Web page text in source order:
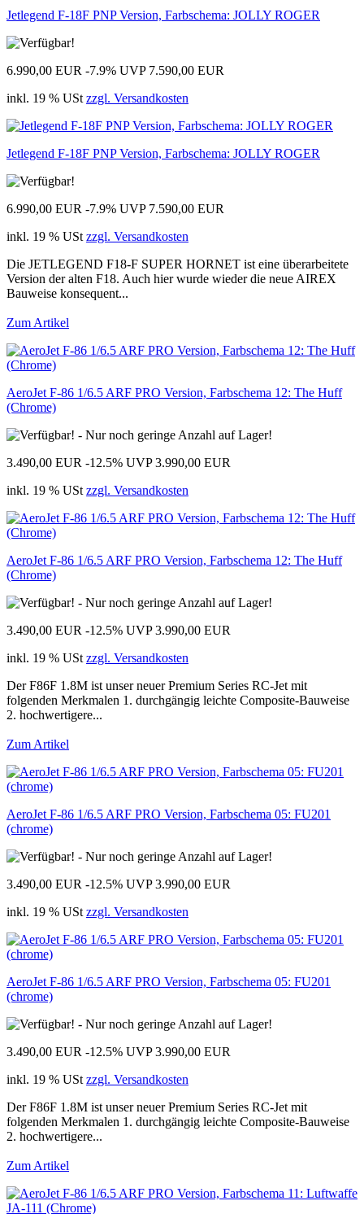
Jetlegend F-18F PNP Version, Farbschema: JOLLY ROGER
6.990,00 EUR -7.9% UVP 7.590,00 EUR
inkl. 19 % USt zzgl. Versandkosten
Jetlegend F-18F PNP Version, Farbschema: JOLLY ROGER
6.990,00 EUR -7.9% UVP 7.590,00 EUR
inkl. 19 % USt zzgl. Versandkosten
Die JETLEGEND F18-F SUPER HORNET ist eine überarbeitete
Version der alten F18. Auch hier wurde wieder die neue AIREX
Bauweise konsequent...
Zum Artikel
AeroJet F-86 1/6.5 ARF PRO Version, Farbschema 12: The Huff
(Chrome)
3.490,00 EUR -12.5% UVP 3.990,00 EUR
inkl. 19 % USt zzgl. Versandkosten
AeroJet F-86 1/6.5 ARF PRO Version, Farbschema 12: The Huff
(Chrome)
3.490,00 EUR -12.5% UVP 3.990,00 EUR
inkl. 19 % USt zzgl. Versandkosten
Der F86F 1.8M ist unser neuer Premium Series RC-Jet mit
folgenden Merkmalen 1. durchgängig leichte Composite-Bauweise
2. hochwertigere...
Zum Artikel
AeroJet F-86 1/6.5 ARF PRO Version, Farbschema 05: FU201
(chrome)
3.490,00 EUR -12.5% UVP 3.990,00 EUR
inkl. 19 % USt zzgl. Versandkosten
AeroJet F-86 1/6.5 ARF PRO Version, Farbschema 05: FU201
(chrome)
3.490,00 EUR -12.5% UVP 3.990,00 EUR
inkl. 19 % USt zzgl. Versandkosten
Der F86F 1.8M ist unser neuer Premium Series RC-Jet mit
folgenden Merkmalen 1. durchgängig leichte Composite-Bauweise
2. hochwertigere...
Zum Artikel